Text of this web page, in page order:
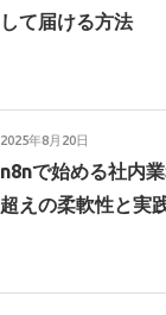
して届ける方法
2025年8月20日
n8nで始める社内
超えの柔軟性と実